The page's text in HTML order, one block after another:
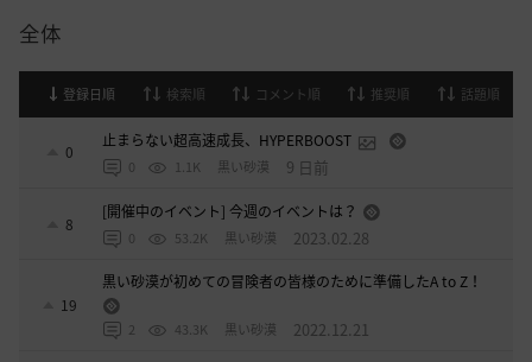
全体
登録日順 検索順 コメント順 推奨順 話題順
0
止まらない超高速成長、HYPERBOOST
0 1.1K 黒い砂漠 9 日前
8
[開催中のイベント] 今週のイベントは？
0 53.2K 黒い砂漠 2023.02.28
19
黒い砂漠が初めての冒険者の皆様のために準備したA to Z！
2 43.3K 黒い砂漠 2022.12.21